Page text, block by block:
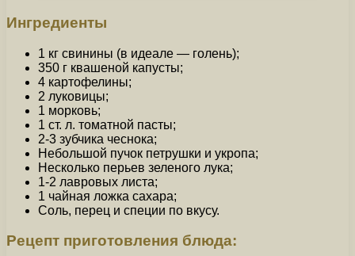
Ингредиенты
1 кг свинины (в идеале — голень);
350 г квашеной капусты;
4 картофелины;
2 луковицы;
1 морковь;
1 ст. л. томатной пасты;
2-3 зубчика чеснока;
Небольшой пучок петрушки и укропа;
Несколько перьев зеленого лука;
1-2 лавровых листа;
1 чайная ложка сахара;
Соль, перец и специи по вкусу.
Рецепт приготовления блюда: